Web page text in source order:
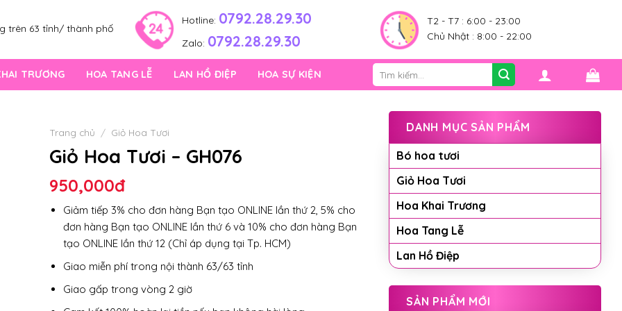
trên 63 tỉnh/ thành phố
Hotline: 0792.28.29.30
Zalo: 0792.28.29.30
T2 - T7 : 6:00 - 23:00
Chủ Nhật : 8:00 - 22:00
TRƯƠNG HOA TANG LỄ LAN HỒ ĐIỆP HOA SỰ KIỆN
Tìm
kiếm:
DANH MỤC SẢN PHẨM
Bó hoa tươi
Giỏ Hoa Tươi
Hoa Khai Trương
Hoa Tang Lễ
Lan Hồ Điệp
SẢN PHẨM MỚI
Trang chủ / Giỏ Hoa Tươi
Giỏ Hoa Tươi – GH076
950,000đ
Giảm tiếp 3% cho đơn hàng Bạn tạo ONLINE lần thứ 2, 5% cho
đơn hàng Bạn tạo ONLINE lần thứ 6 và 10% cho đơn hàng Bạn
tạo ONLINE lần thứ 12 (Chỉ áp dụng tại Tp. HCM)
Giao miễn phí trong nội thành 63/63 tỉnh
Giao gấp trong vòng 2 giờ